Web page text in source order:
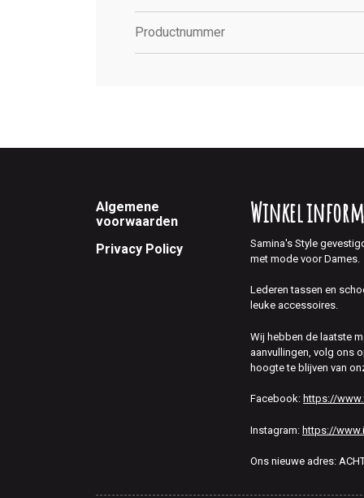
Productnummer
Footer
Algemene
voorwaarden
Privacy Policy
Winkel
Samina's Style
met mode voor Dames.
Lederen tassen en
leuke accessoires.
Wij hebben de laatste
aanvullingen, volg ons
hoogte te blijven van
Facebook: https://
Instagram: https://
Ons nieuwe adres: